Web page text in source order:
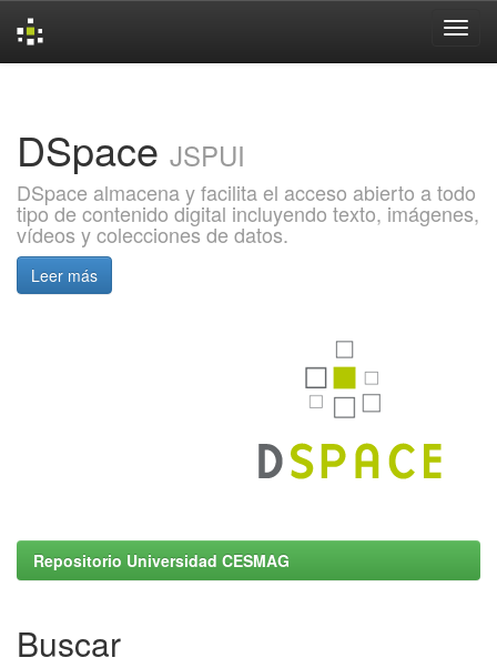
DSpace JSPUI
DSpace almacena y facilita el acceso abierto a todo
tipo de contenido digital incluyendo texto, imágenes,
vídeos y colecciones de datos.
Leer más
Repositorio Universidad CESMAG
Buscar